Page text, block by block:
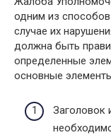
одним из
случае их
должна быть
определенные
основные
Заголовок